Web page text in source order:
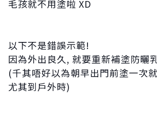
毛孩就不用塗啦 XD
以下不是錯誤示範!
因為外出良久, 就要重新補塗防曬
(千其唔好以為朝早出門前塗一次
尤其到戶外時)